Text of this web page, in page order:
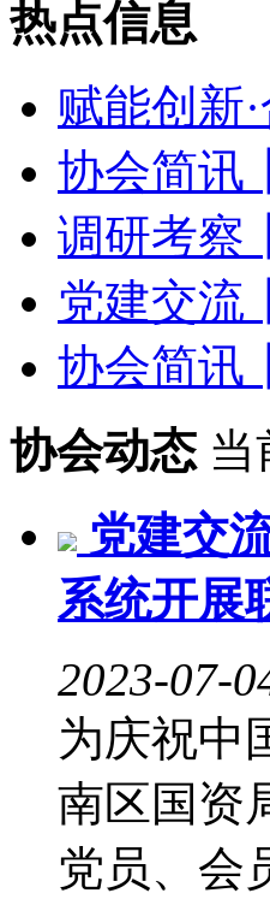
热点信息
赋能创新
协会简讯
调研考察
党建交流
协会简讯
协会动态 当
党建交
系统开展
2023-07-
为庆祝中
南区国资
党员、会